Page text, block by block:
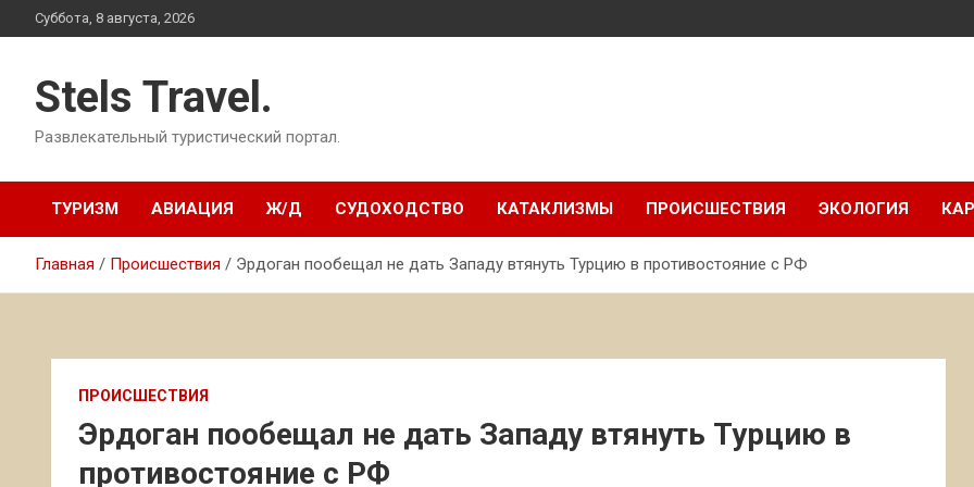
Перейти
к
Суббота, 8 августа, 2026
Stels Travel.
Развлекательный туристический портал.
ТУРИЗМ АВИАЦИЯ Ж/Д СУДОХОДСТВО КАТАКЛИЗМЫ ПРОИСШЕСТВИЯ ЭКОЛОГИЯ
Главная Происшествия Эрдоган пообещал не дать Западу втянуть Турцию в противостояние с РФ
ПРОИСШЕСТВИЯ
Эрдоган пообещал не дать Западу втянуть Турцию в
противостояние с РФ